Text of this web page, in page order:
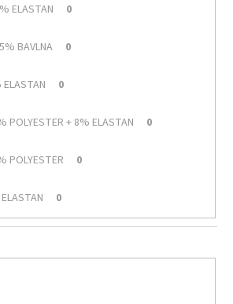
ELASTAN 0
BAVLNA 0
0
POLYESTER + 8% ELASTAN 0
POLYESTER 0
0